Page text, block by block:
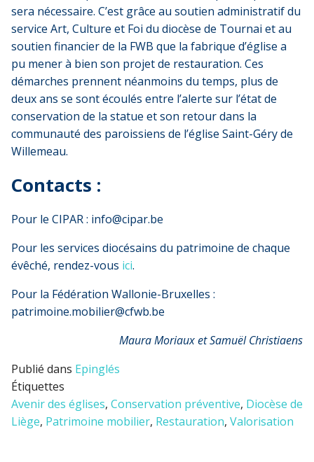
sera nécessaire. C’est grâce au soutien administratif du
service Art, Culture et Foi du diocèse de Tournai et au
soutien financier de la FWB que la fabrique d’église a
pu mener à bien son projet de restauration. Ces
démarches prennent néanmoins du temps, plus de
deux ans se sont écoulés entre l’alerte sur l’état de
conservation de la statue et son retour dans la
communauté des paroissiens de l’église Saint-Géry de
Willemeau.
Contacts :
Pour le CIPAR : info@cipar.be
Pour les services diocésains du patrimoine de chaque
évêché, rendez-vous ici.
Pour la Fédération Wallonie-Bruxelles :
patrimoine.mobilier@cfwb.be
Maura Moriaux et Samuël Christiaens
Publié dans Epinglés
Étiquettes
Avenir des églises, Conservation préventive, Diocèse de
Liège, Patrimoine mobilier, Restauration, Valorisation